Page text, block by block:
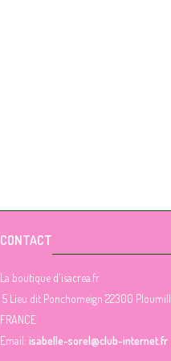
CONTACT
La boutique d'isacrea.fr
5 Lieu dit Ponchomeign 22300
FRANCE
Email: isabelle-sorel@club-internet.fr